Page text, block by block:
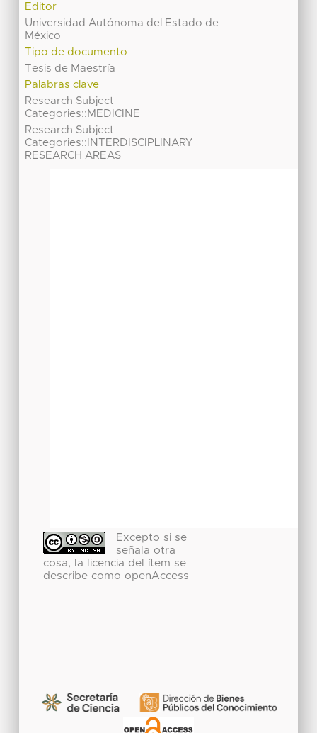
Editor
Universidad Autónoma del Estado de
México
Tipo de documento
Tesis de Maestría
Palabras clave
Research Subject
Categories::MEDICINE
Research Subject
Categories::INTERDISCIPLINARY
RESEARCH AREAS
Excepto si se
señala otra
cosa, la licencia del ítem se
describe como openAccess